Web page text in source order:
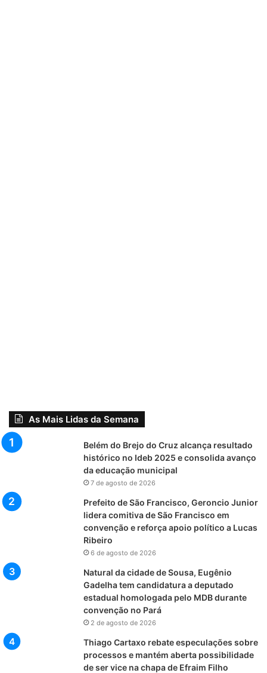
As Mais Lidas da Semana
Belém do Brejo do Cruz alcança resultado
histórico no Ideb 2025 e consolida avanço
da educação municipal
7 de agosto de 2026
Prefeito de São Francisco, Geroncio Junior
lidera comitiva de São Francisco em
convenção e reforça apoio político a Lucas
Ribeiro
6 de agosto de 2026
Natural da cidade de Sousa, Eugênio
Gadelha tem candidatura a deputado
estadual homologada pelo MDB durante
convenção no Pará
2 de agosto de 2026
Thiago Cartaxo rebate especulações sobre
processos e mantém aberta possibilidade
de ser vice na chapa de Efraim Filho